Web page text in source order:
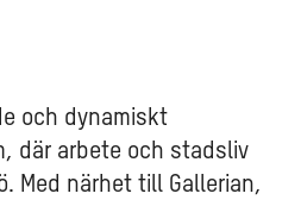
och dynamiskt
där arbete och stadsliv
Med närhet till Gallerian,